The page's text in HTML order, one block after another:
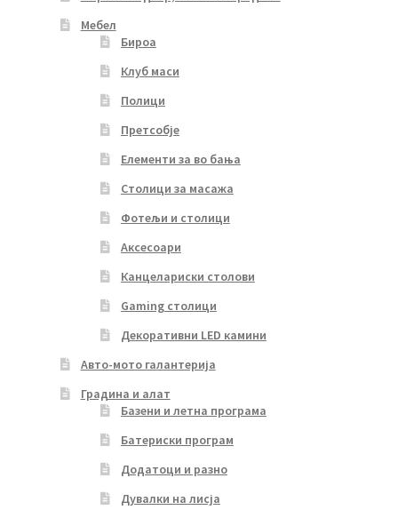
Мебел
Бироа
Клуб маси
Полици
Претсобје
Елементи за во бања
Столици за масажа
Фотељи и столици
Аксесоари
Канцелариски столови
Gaming столици
Декоративни LED камини
Авто-мото галантерија
Градина и алат
Базени и летна програма
Батериски програм
Додатоци и разно
Дувалки на лисја